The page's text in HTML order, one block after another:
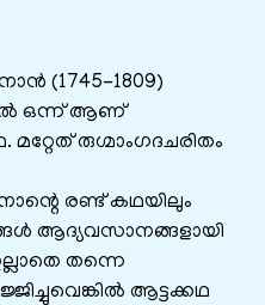
(1745-1809)
ഒന്ന് ആണ്‌
രുഗ്മാംഗദചരിതം
രണ്ട്‌ കഥയിലും
ആദ്യവസാനങ്ങളായി
തന്നെ
ആട്ടക്കഥ